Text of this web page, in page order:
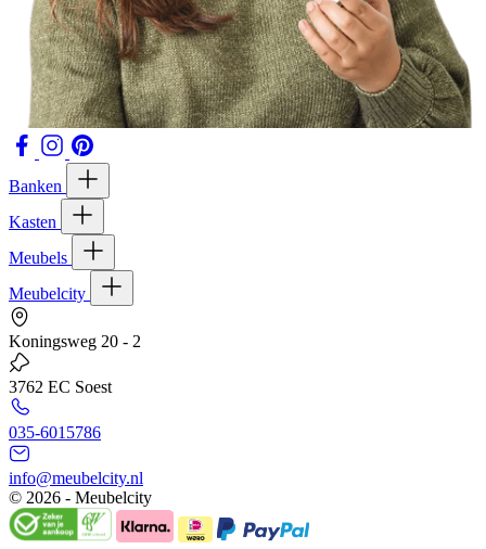
Banken
Kasten
Meubels
Meubelcity
Koningsweg 20 - 2
3762 EC Soest
035-6015786
info@meubelcity.nl
© 2026 - Meubelcity